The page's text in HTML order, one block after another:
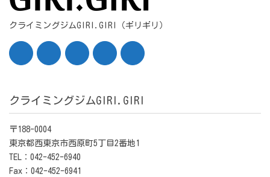
クライミングジムGIRI.GIRI（ギリギリ）
クライミングジムGIRI.GIRI
〒188-0004
東京都西東京市西原町5丁目2番地1
TEL：042-452-6940
Fax：042-452-6941